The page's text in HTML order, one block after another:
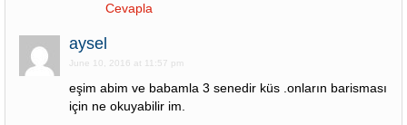
Cevapla
aysel
June 10, 2016 at 11:57 pm
eşim abim ve babamla 3 senedir küs .onların barisması
için ne okuyabilir im.